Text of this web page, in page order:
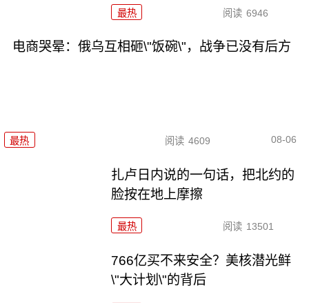
最热 阅读 6946
电商哭晕：俄乌互相砸\"饭碗\"，战争已没有后方
最热 阅读 4609 08-06
扎卢日内说的一句话，把北约的
脸按在地上摩擦
最热 阅读 13501
766亿买不来安全？美核潜光鲜
\"大计划\"的背后